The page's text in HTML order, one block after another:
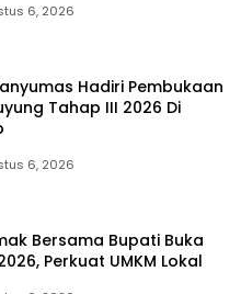
6, 2026
Hadiri Pembukaan
Tahap III 2026 Di
6, 2026
Bersama Bupati Buka
Perkuat UMKM Lokal